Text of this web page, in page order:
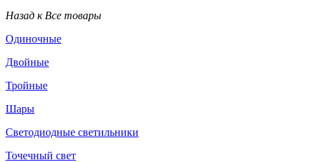
Назад к Все товары
Одиночные
Двойные
Тройные
Шары
Светодиодные светильники
Точечный свет